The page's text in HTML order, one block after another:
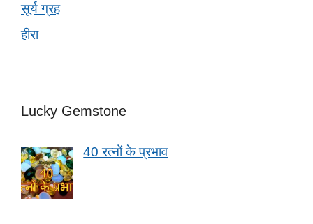
सूर्य ग्रह
हीरा
Lucky Gemstone
40 रत्नों के प्रभाव